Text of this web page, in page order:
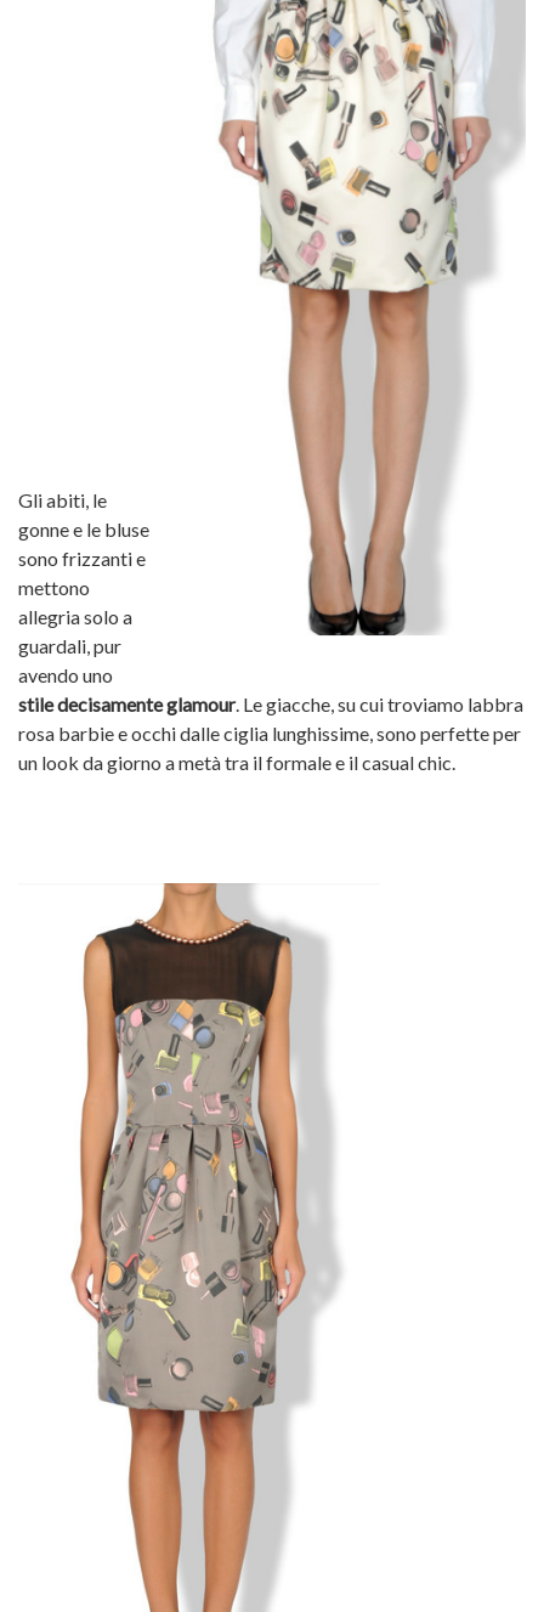
Gli abiti, le
gonne e le bluse
sono frizzanti e
mettono
allegria solo a
guardali, pur
avendo uno
stile decisamente glamour. Le giacche, su cui troviamo labbra
rosa barbie e occhi dalle ciglia lunghissime, sono perfette per
un look da giorno a metà tra il formale e il casual chic.